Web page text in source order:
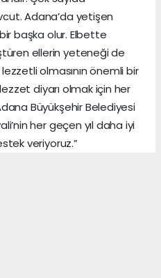
Adana’da yetişen
başka olur. Elbette
ellerin yeteneği de
olmasının önemli bir
diyarı olmak için her
Büyükşehir Belediyesi
her geçen yıl daha iyi
veriyoruz.”